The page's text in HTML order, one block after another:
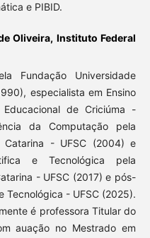
e PIBID.
Oliveira, Instituto Federal
Fundação Universidade
especialista em Ensino
de Criciúma -
da Computação pela
Catarina - UFSC (2004) e
e Tecnológica pela
- UFSC (2017) e pós-
Tecnológica - UFSC (2025).
é professora Titular do
auação no Mestrado em